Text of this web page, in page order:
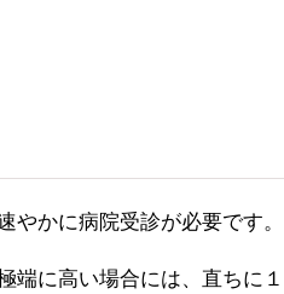
かに病院受診が必要です。
に高い場合には、直ちに